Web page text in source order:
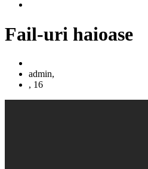
Fail-uri haioase
admin,
, 16